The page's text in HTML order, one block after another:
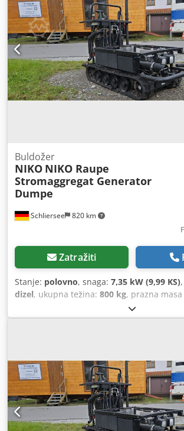
Schliersee 820 km
Buldožer
NIKO NIKO Raupe
Stromaggregat Generator
Dumpe
Zatražiti
Stanje: polovno, snaga: 7,35 kW (9,99 KS)
dizel, ukupna težina: 800 kg, prazna
, radni sati:
dodatna prednja svetla, Proizvođač
mehanizma: NIKO Maksimalna brzina:
hlađenje, 7,6 kW (≈ 10,36 KS)
proizvodnju struje, integrisan u hodni
se može koristiti samostalno, bez
dekontaminaciju), 230/400 V Proizvođač
400/230 V pri 400 V: 6,4–8 kW; 11,6 A; 8